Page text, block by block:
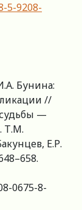
5-9208-
Бунина:
//
—
Т.М.
Е.Р.
0675-8-